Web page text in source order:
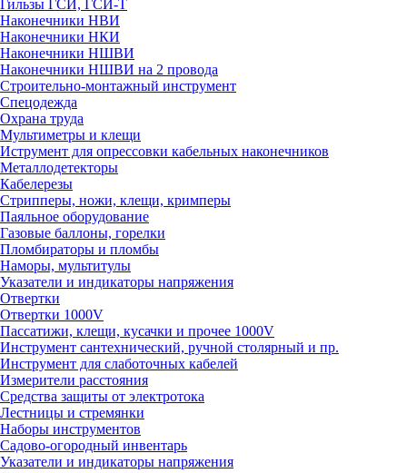
Гильзы ГСИ, ГСИ-Т
Наконечники НВИ
Наконечники НКИ
Наконечники НШВИ
Наконечники НШВИ на 2 провода
Строительно-монтажный инструмент
Спецодежда
Охрана труда
Мультиметры и клещи
Иструмент для опрессовки кабельных наконечников
Металлодетекторы
Кабелерезы
Стрипперы, ножи, клещи, кримперы
Паяльное оборудование
Газовые баллоны, горелки
Пломбираторы и пломбы
Наморы, мультитулы
Указатели и индикаторы напряжения
Отвертки
Отвертки 1000V
Пассатижи, клещи, кусачки и прочее 1000V
Инструмент сантехнический, ручной столярный и пр.
Инструмент для слаботочных кабелей
Измерители расстояния
Средства защиты от электротока
Лестницы и стремянки
Наборы инструментов
Садово-огородный инвентарь
Указатели и индикаторы напряжения